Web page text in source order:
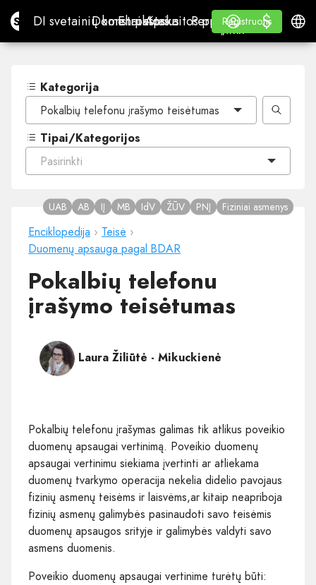
Site.proDI svetainių konstruktorius
DI svetainių konstruktorius
Domenai
DomenaiEl. paštas
El. paštasApskaitos programa
Apskaitos programa
Perpardavėjams
„WHITE LABEL“
Mokymasis
Mokymasis
Registruotis
Registruotis
Prisijungti
$
$
Kategorija
Pokalbių telefonu įrašymo teisėtumas
Tipai/Kategorijos
Pasirinkti
Enciklopedija › Teisė ›
Duomenų apsauga pagal BDAR
Pokalbių telefonu
įrašymo teisėtumas
UAB AB IĮ MB IdV ŽŪV PNĮ Fiziniai asmenys
Laura Žiliūtė - Mikuckienė
Pokalbių telefonu įrašymas galimas tik atlikus poveikio
duomenų apsaugai vertinimą. Poveikio duomenų
apsaugai vertinimu siekiama įvertinti ar atliekama
duomenų tvarkymo operacija nekelia didelio pavojaus
fizinių asmenų teisėms ir laisvėms,ar kitaip neapriboja
fizinių asmenų galimybės pasinaudoti savo teisėmis
duomenų apsaugos srityje ir galimybės valdyti savo
asmens duomenis.
Poveikio duomenų apsaugai vertinime turėtų būti: